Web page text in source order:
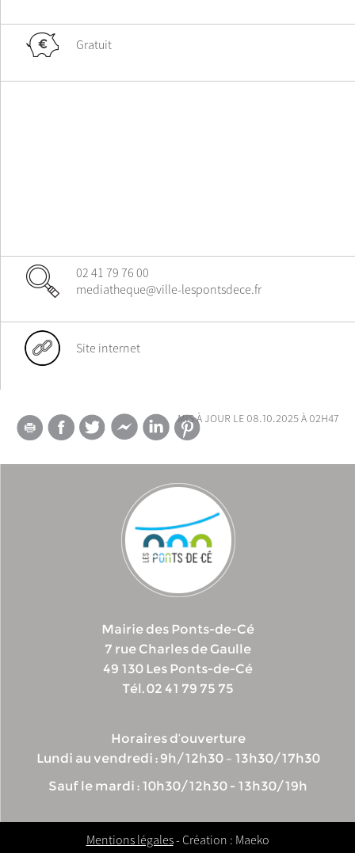
Gratuit
02 41 79 76 00
mediatheque@ville-lespontsdece.fr
Site internet
mis à jour le 08.10.2025 à 02h47
Mairie des Ponts-de-Cé
7 rue Charles de Gaulle
49 130 Les Ponts-de-Cé
Tél. 02 41 79 75 75
Horaires d’ouverture
Lundi au vendredi : 9h/12h30 – 13h30/17h30
Sauf le mardi : 10h30/12h30 - 13h30/19h
Mentions légales- Création : Maeko